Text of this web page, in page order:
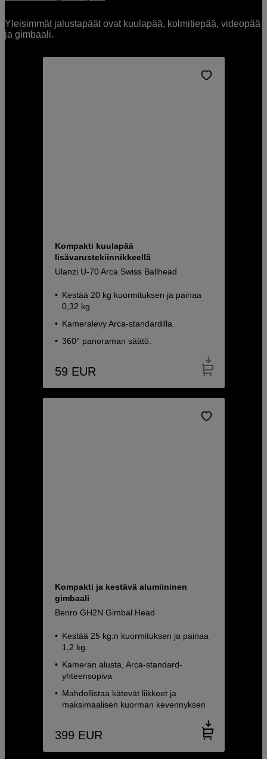
Yleisimmät jalustapäät ovat kuulapää, kolmitiepää, videopää
ja gimbaali.
Kompakti kuulapää
lisävarustekiinnikkeellä
Ulanzi U-70 Arca Swiss Ballhead
Kestää 20 kg kuormituksen ja painaa
0,32 kg.
Kameralevy Arca-standardilla.
360° panoraman säätö.
59 EUR
Kompakti ja kestävä alumiininen
gimbaali
Benro GH2N Gimbal Head
Kestää 25 kg:n kuormituksen ja painaa
1,2 kg.
Kameran alusta, Arca-standard-
yhteensopiva
Mahdollistaa kätevät liikkeet ja
maksimaalisen kuorman kevennyksen
399 EUR